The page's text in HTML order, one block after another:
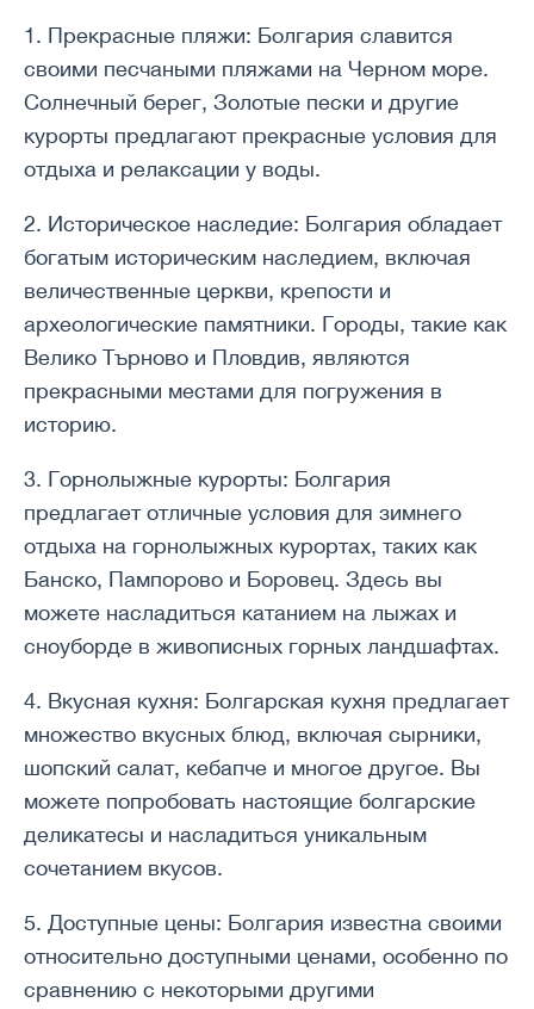
1. Прекрасные пляжи: Болгария славится
своими песчаными пляжами на Черном море.
Солнечный берег, Золотые пески и другие
курорты предлагают прекрасные условия для
отдыха и релаксации у воды.
2. Историческое наследие: Болгария обладает
богатым историческим наследием, включая
величественные церкви, крепости и
археологические памятники. Городы, такие как
Велико Търново и Пловдив, являются
прекрасными местами для погружения в
историю.
3. Горнолыжные курорты: Болгария
предлагает отличные условия для зимнего
отдыха на горнолыжных курортах, таких как
Банско, Пампорово и Боровец. Здесь вы
можете насладиться катанием на лыжах и
сноуборде в живописных горных ландшафтах.
4. Вкусная кухня: Болгарская кухня предлагает
множество вкусных блюд, включая сырники,
шопский салат, кебапче и многое другое. Вы
можете попробовать настоящие болгарские
деликатесы и насладиться уникальным
сочетанием вкусов.
5. Доступные цены: Болгария известна своими
относительно доступными ценами, особенно по
сравнению с некоторыми другими